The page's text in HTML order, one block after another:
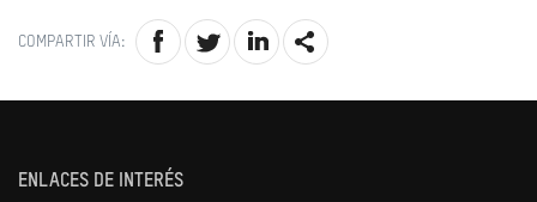
COMPARTIR VÍA:
ENLACES DE INTERÉS